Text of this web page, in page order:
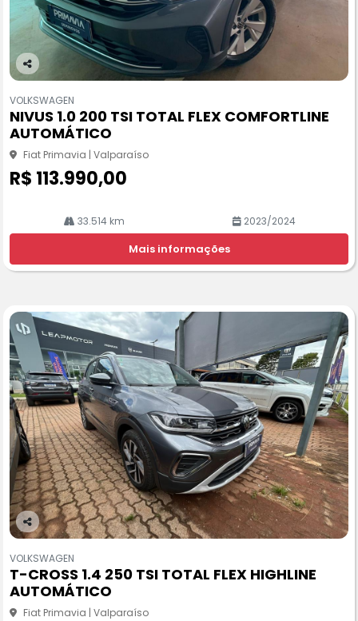
Co
pa
rtil
he
VOLKSWAGEN
NIVUS 1.0 200 TSI TOTAL FLEX COMFORTLINE
AUTOMÁTICO
Fiat Primavia | Valparaíso
R$ 113.990,00
33.514 km 2023/2024
Mais informações
Co
pa
rtil
he
VOLKSWAGEN
T-CROSS 1.4 250 TSI TOTAL FLEX HIGHLINE
AUTOMÁTICO
Fiat Primavia | Valparaíso